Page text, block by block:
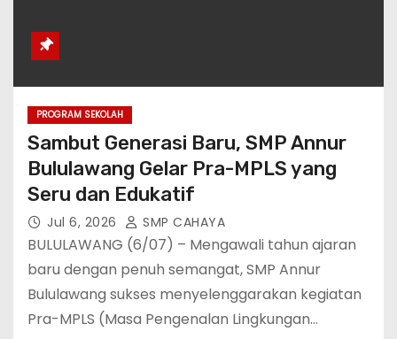
PROGRAM SEKOLAH
Sambut Generasi Baru, SMP Annur
Bululawang Gelar Pra-MPLS yang
Seru dan Edukatif
Jul 6, 2026 SMP CAHAYA
BULULAWANG (6/07) – Mengawali tahun ajaran
baru dengan penuh semangat, SMP Annur
Bululawang sukses menyelenggarakan kegiatan
Pra-MPLS (Masa Pengenalan Lingkungan…